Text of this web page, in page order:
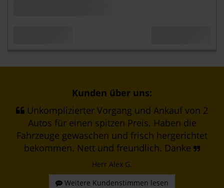
Kunden über uns:
Unkomplizierter Vorgang und Ankauf von 2
Autos für einen spitzen Preis. Haben die
Fahrzeuge gewaschen und frisch hergerichtet
bekommen. Nett und freundlich. Danke
Herr Alex G.
Weitere Kundenstimmen lesen